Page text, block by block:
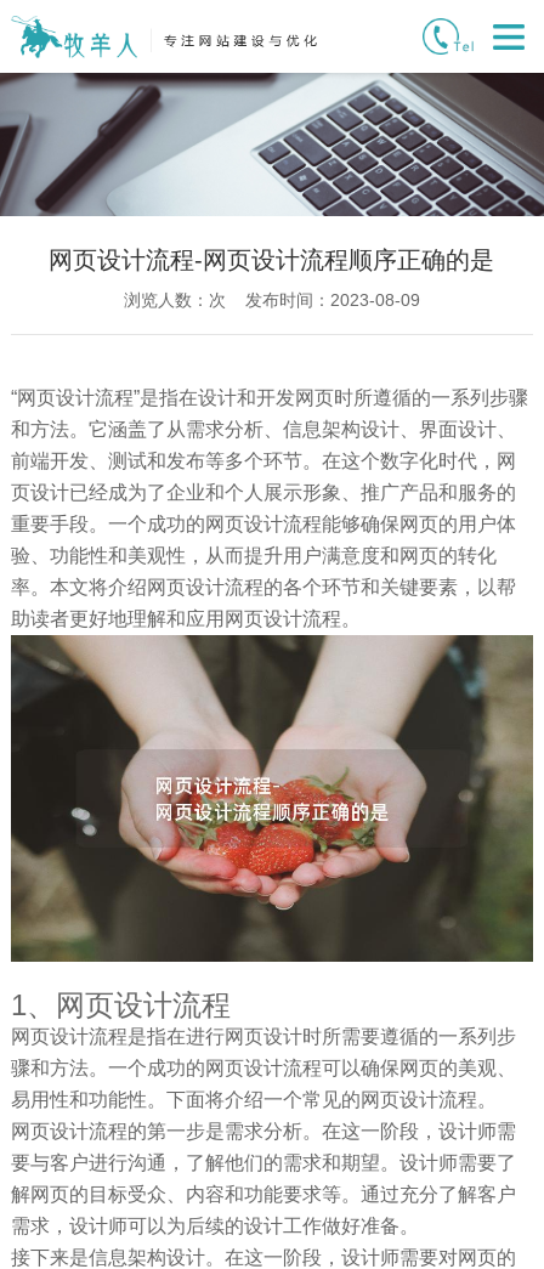
网页设计流程-网页设计流程顺序正确的是
浏览人数： 次 发布时间：2023-08-09
“网页设计流程”是指在设计和开发网页时所遵循的一系列步骤
和方法。它涵盖了从需求分析、信息架构设计、界面设计、
前端开发、测试和发布等多个环节。在这个数字化时代，网
页设计已经成为了企业和个人展示形象、推广产品和服务的
重要手段。一个成功的网页设计流程能够确保网页的用户体
验、功能性和美观性，从而提升用户满意度和网页的转化
率。本文将介绍网页设计流程的各个环节和关键要素，以帮
助读者更好地理解和应用网页设计流程。
1、网页设计流程
网页设计流程是指在进行网页设计时所需要遵循的一系列步
骤和方法。一个成功的网页设计流程可以确保网页的美观、
易用性和功能性。下面将介绍一个常见的网页设计流程。
网页设计流程的第一步是需求分析。在这一阶段，设计师需
要与客户进行沟通，了解他们的需求和期望。设计师需要了
解网页的目标受众、内容和功能要求等。通过充分了解客户
需求，设计师可以为后续的设计工作做好准备。
接下来是信息架构设计。在这一阶段，设计师需要对网页的